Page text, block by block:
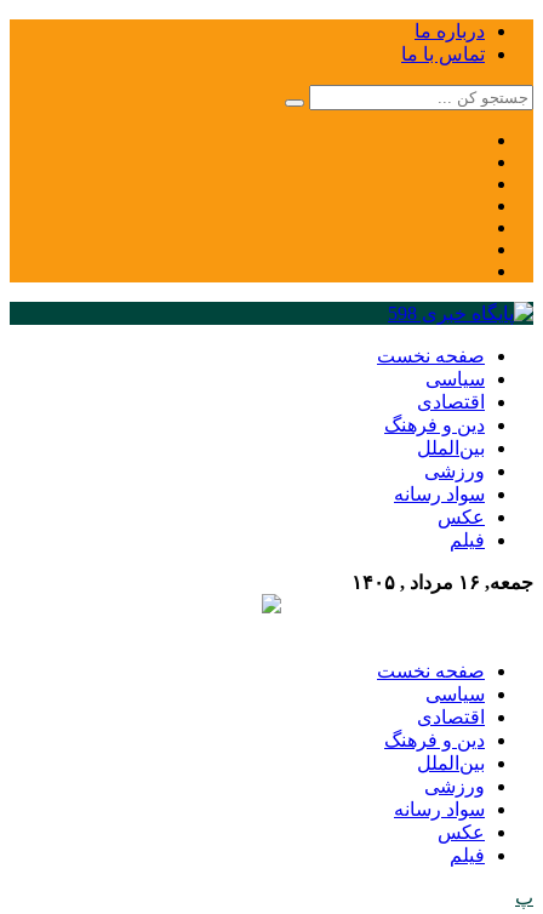
درباره ما
تماس با ما
صفحه نخست
سیاسی
اقتصادی
دین و فرهنگ
بین‌الملل
ورزشی
سواد رسانه
عکس
فیلم
جمعه, ۱۶ مرداد , ۱۴۰۵
صفحه نخست
سیاسی
اقتصادی
دین و فرهنگ
بین‌الملل
ورزشی
سواد رسانه
عکس
فیلم
پ